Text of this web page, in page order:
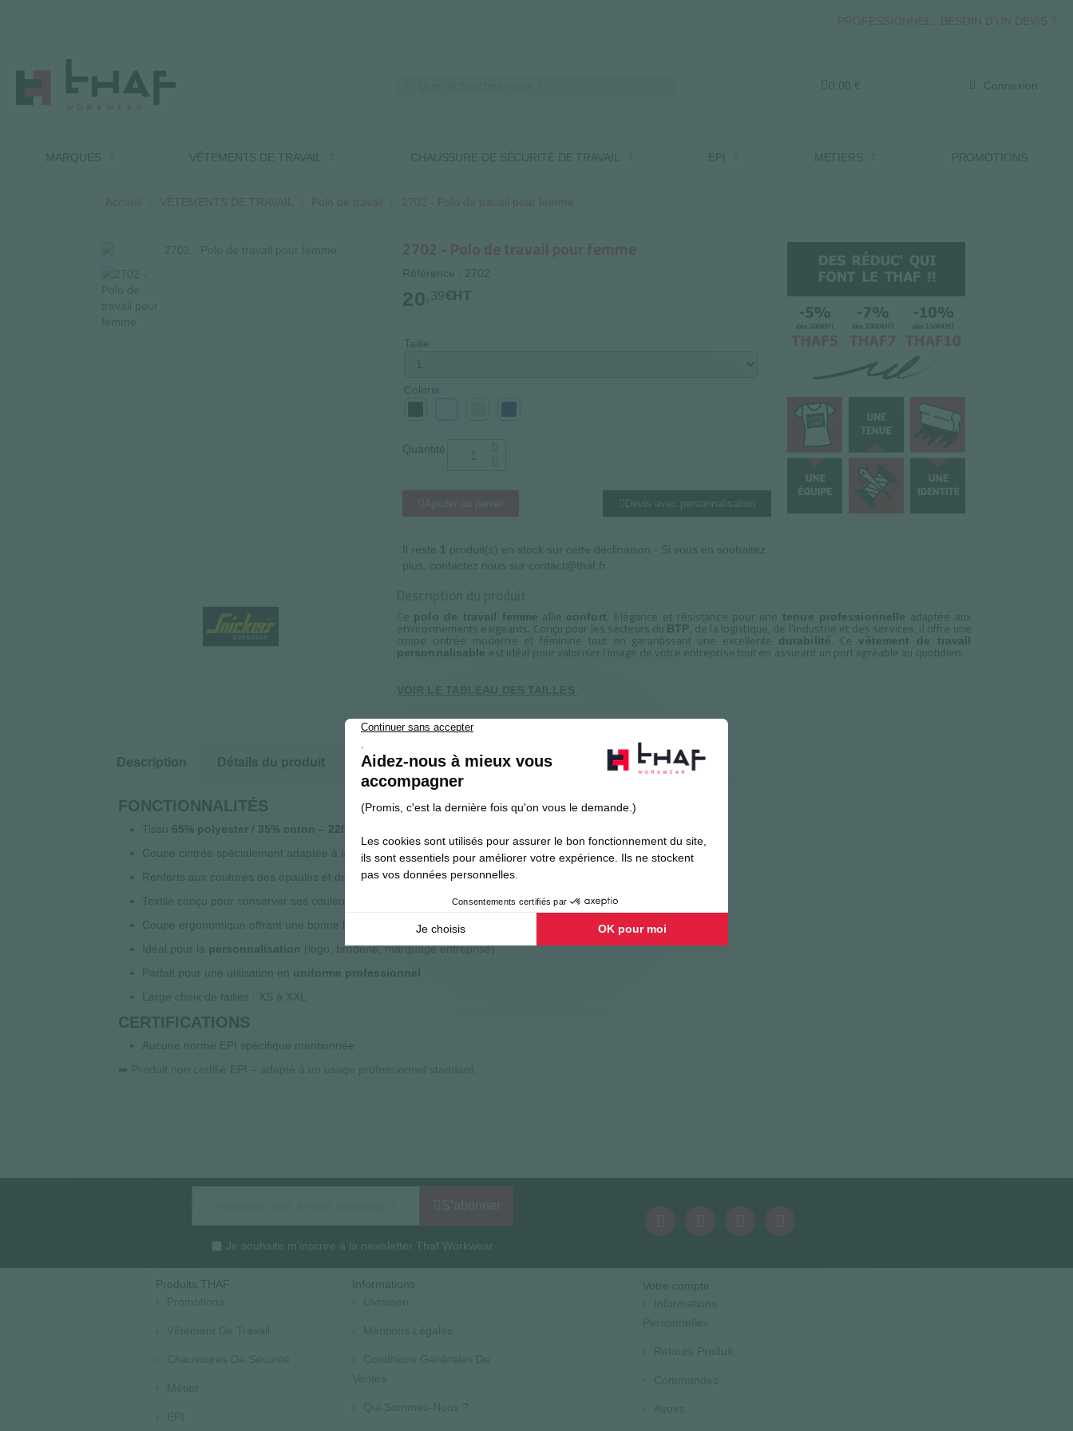
PROFESSIONNEL : BESOIN D'UN DEVIS ?
0,00 € Connexion
MARQUES VÊTEMENTS DE TRAVAIL CHAUSSURE DE SÉCURITÉ DE TRAVAIL EPI METIERS PROMOTIONS
Accueil VÊTEMENTS DE TRAVAIL Polo de travail 2702 - Polo de travail pour femme
2702 - Polo de travail pour femme
Référence : 2702
20 €HT
Taille
Coloris
Quantité
Ajouter au panier Devis avec personnalisation
Il reste 1 produit(s) en stock sur cette déclinaison - Si vous en souhaitez
plus, contactez nous sur contact@thaf.fr
Ce polo de travail femme allie confort, élégance et résistance pour une tenue professionnelle adaptée aux
environnements exigeants. Conçu pour les secteurs du BTP, de la logistique, de l’industrie et des services, il offre une
coupe cintrée moderne et féminine tout en garantissant une excellente durabilité. Ce vêtement de travail
personnalisable est idéal pour valoriser l’image de votre entreprise tout en assurant un port agréable au quotidien.
Description Détails du produit
FONCTIONNALITÉS
Tissu 65% polyester / 35% coton – 220 g/m²
Coupe cintrée spécialement adaptée à la morphologie féminine
Renforts aux coutures des épaules et de la nuque pour une meilleuredurabilité
Textile conçu pour conserver ses couleurs et sa forme même après lavage à 70°C
Coupe ergonomique offrant une bonne liberté de mouvement
Idéal pour la personnalisation (logo, broderie, marquage entreprise)
Parfait pour une utilisation en uniforme professionnel
Large choix de tailles : XS à XXL
CERTIFICATIONS
Aucune norme EPI spécifique mentionnée
S’abonner
Je souhaite m'inscrire à la newsletter Thaf Workwear
Produits THAF
Informations
Votre compte